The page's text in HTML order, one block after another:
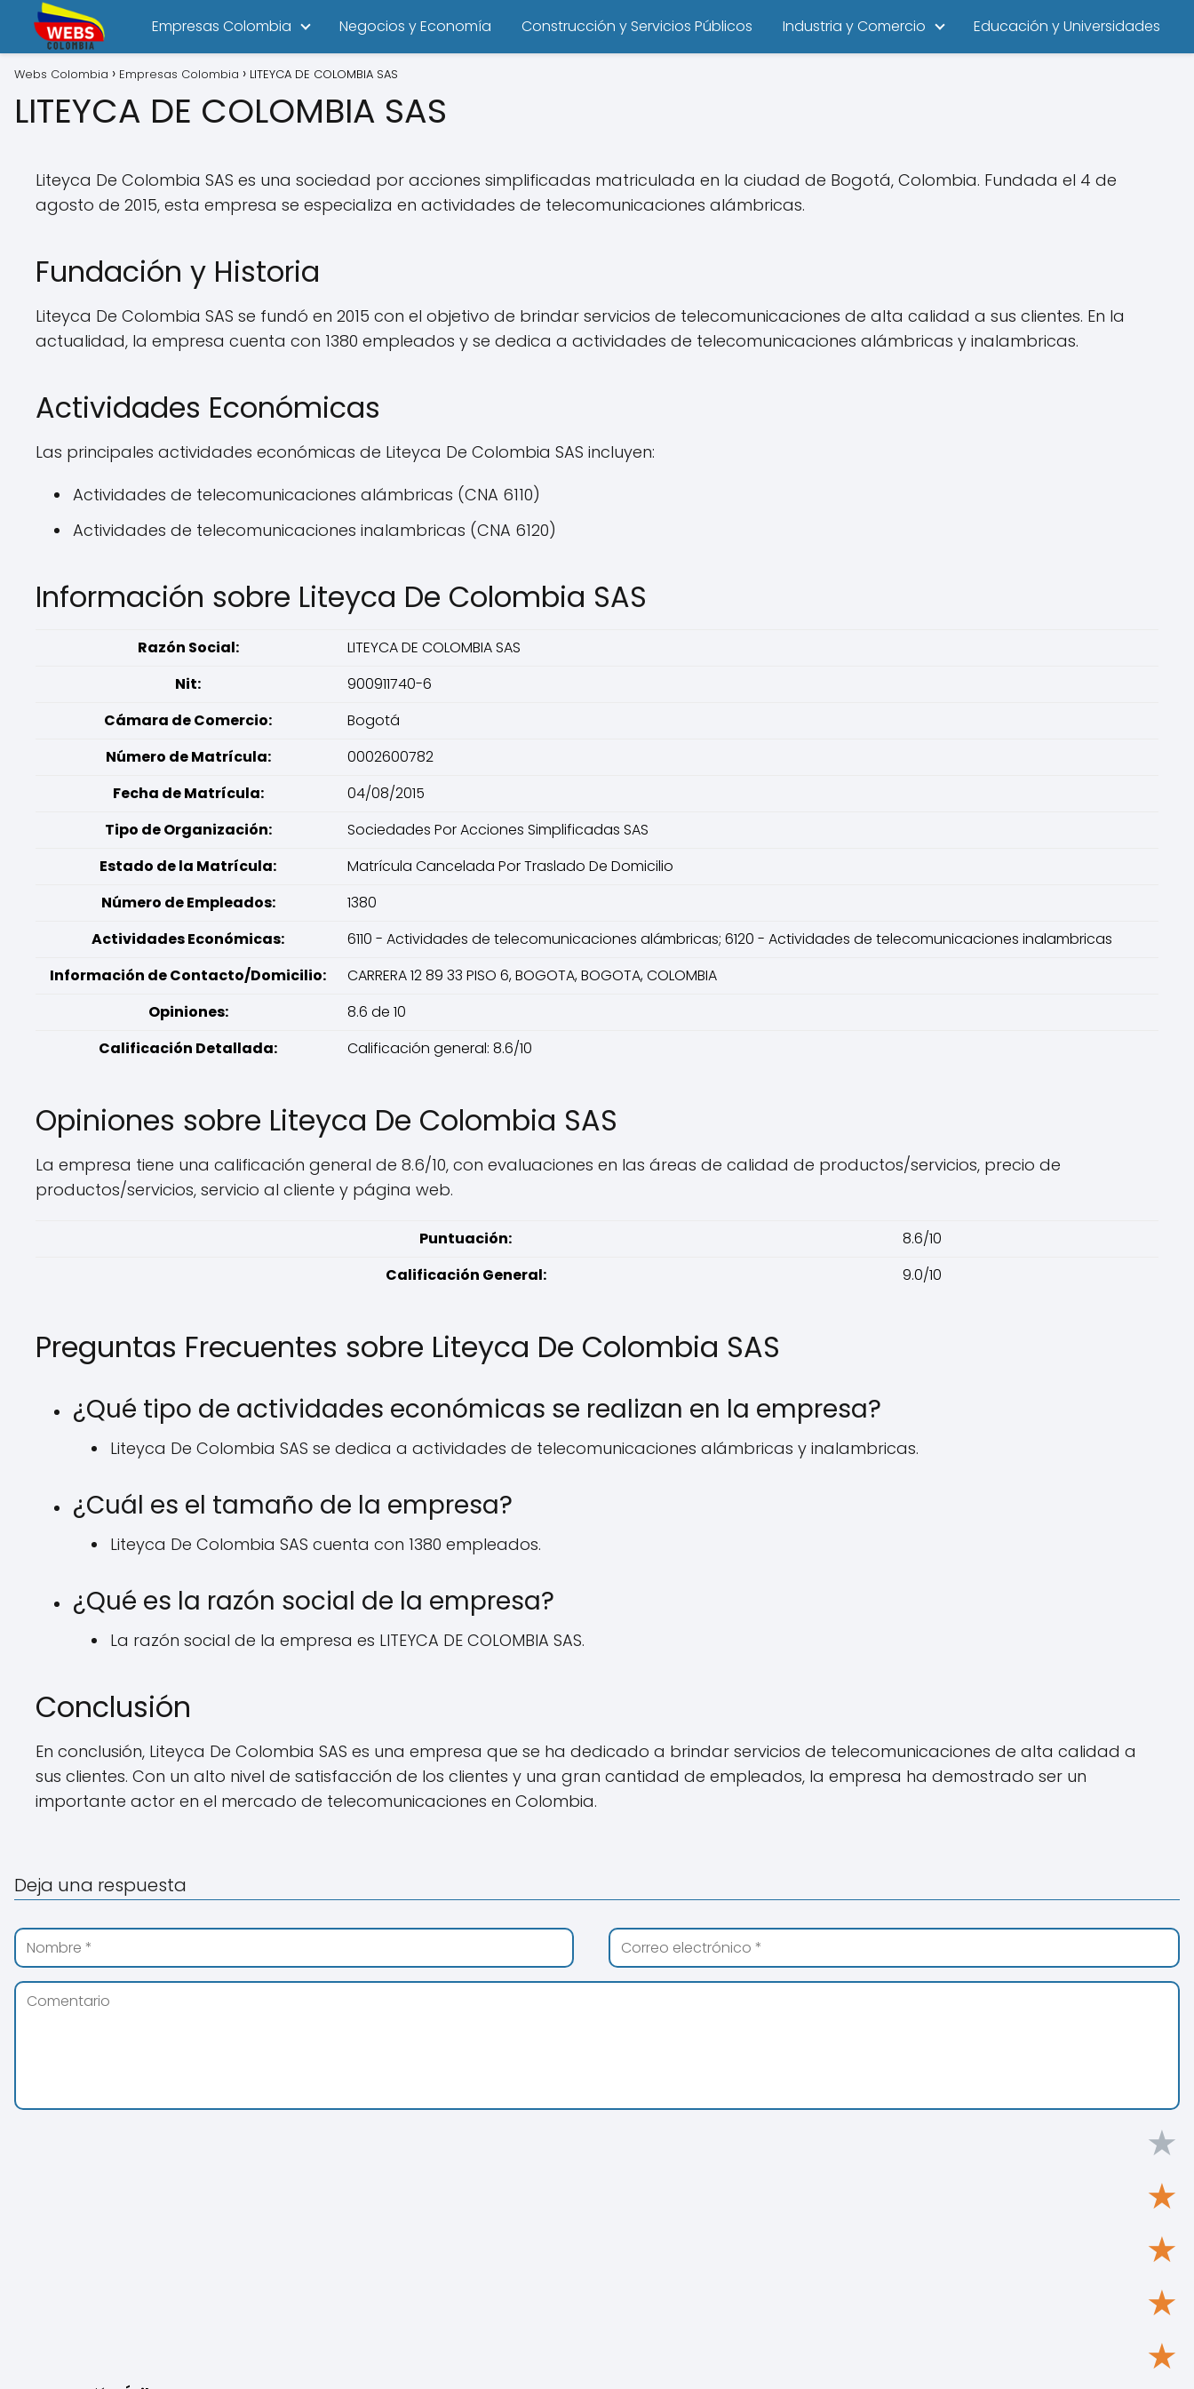
Empresas Colombia Negocios y Economía Construcción y Servicios Públicos Industria y Comercio Educación y Universidades
Webs Colombia Empresas Colombia LITEYCA DE COLOMBIA SAS
LITEYCA DE COLOMBIA SAS
Liteyca De Colombia SAS es una sociedad por acciones simplificadas matriculada en la ciudad de Bogotá, Colombia. Fundada el 4 de
agosto de 2015, esta empresa se especializa en actividades de telecomunicaciones alámbricas.
Fundación y Historia
Liteyca De Colombia SAS se fundó en 2015 con el objetivo de brindar servicios de telecomunicaciones de alta calidad a sus clientes. En la
actualidad, la empresa cuenta con 1380 empleados y se dedica a actividades de telecomunicaciones alámbricas y inalambricas.
Actividades Económicas
Las principales actividades económicas de Liteyca De Colombia SAS incluyen:
Actividades de telecomunicaciones alámbricas (CNA 6110)
Actividades de telecomunicaciones inalambricas (CNA 6120)
Información sobre Liteyca De Colombia SAS
Razón Social:
LITEYCA DE COLOMBIA SAS
Nit:
900911740-6
Cámara de Comercio:
Bogotá
Número de Matrícula:
0002600782
Fecha de Matrícula:
04/08/2015
Tipo de Organización:
Sociedades Por Acciones Simplificadas SAS
Estado de la Matrícula:
Matrícula Cancelada Por Traslado De Domicilio
Número de Empleados:
1380
Actividades Económicas:
6110 - Actividades de telecomunicaciones alámbricas; 6120 - Actividades de telecomunicaciones inalambricas
Información de Contacto/Domicilio:
CARRERA 12 89 33 PISO 6, BOGOTA, BOGOTA, COLOMBIA
Opiniones:
8.6 de 10
Calificación Detallada:
Calificación general: 8.6/10
Opiniones sobre Liteyca De Colombia SAS
La empresa tiene una calificación general de 8.6/10, con evaluaciones en las áreas de calidad de productos/servicios, precio de
productos/servicios, servicio al cliente y página web.
Puntuación:
8.6/10
Calificación General:
9.0/10
Preguntas Frecuentes sobre Liteyca De Colombia SAS
¿Qué tipo de actividades económicas se realizan en la empresa?
Liteyca De Colombia SAS se dedica a actividades de telecomunicaciones alámbricas y inalambricas.
¿Cuál es el tamaño de la empresa?
Liteyca De Colombia SAS cuenta con 1380 empleados.
¿Qué es la razón social de la empresa?
La razón social de la empresa es LITEYCA DE COLOMBIA SAS.
Conclusión
En conclusión, Liteyca De Colombia SAS es una empresa que se ha dedicado a brindar servicios de telecomunicaciones de alta calidad a
sus clientes. Con un alto nivel de satisfacción de los clientes y una gran cantidad de empleados, la empresa ha demostrado ser un
importante actor en el mercado de telecomunicaciones en Colombia.
Deja una respuesta
★
★
★
★
★